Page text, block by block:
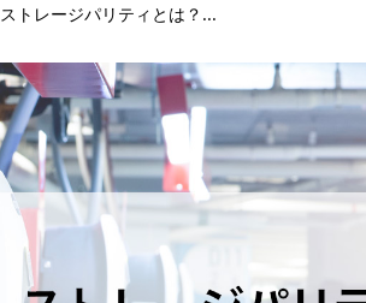
ストレージパリティとは？...